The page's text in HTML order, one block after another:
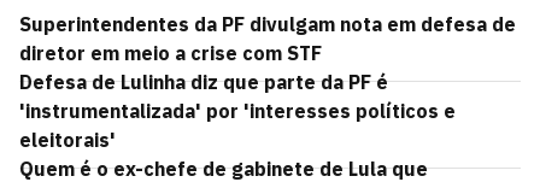
Superintendentes da PF divulgam nota em defesa de
diretor em meio a crise com STF
Defesa de Lulinha diz que parte da PF é
'instrumentalizada' por 'interesses políticos e
eleitorais'
Quem é o ex-chefe de gabinete de Lula que